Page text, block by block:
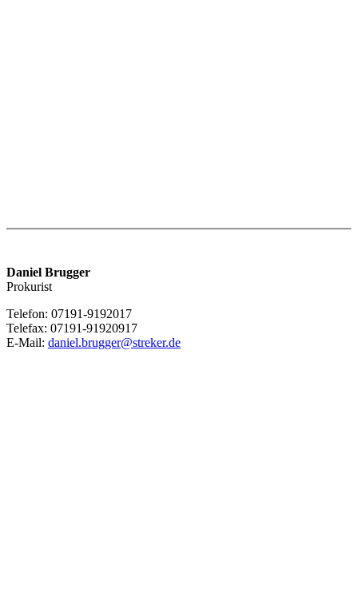
Daniel Brugger
Prokurist
Telefon: 07191-9192017
Telefax: 07191-91920917
E-Mail: daniel.brugger@streker.de